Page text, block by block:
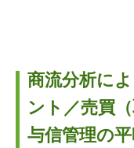
商流分析に
ント／売買
与信管理の